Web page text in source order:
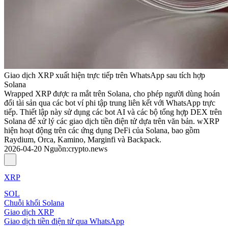
Giao dịch XRP xuất hiện trực tiếp trên WhatsApp sau tích hợp
Solana
Wrapped XRP được ra mắt trên Solana, cho phép người dùng hoán
đổi tài sản qua các bot ví phi tập trung liên kết với WhatsApp trực
tiếp. Thiết lập này sử dụng các bot AI và các bộ tổng hợp DEX trên
Solana để xử lý các giao dịch tiền điện tử dựa trên văn bản. wXRP
hiện hoạt động trên các ứng dụng DeFi của Solana, bao gồm
Raydium, Orca, Kamino, Marginfi và Backpack.
2026-04-20 Nguồn:crypto.news
XRP
SOL
Chuỗi khối Solana
Giao dịch XRP
Giao dịch tiền điện tử qua WhatsApp